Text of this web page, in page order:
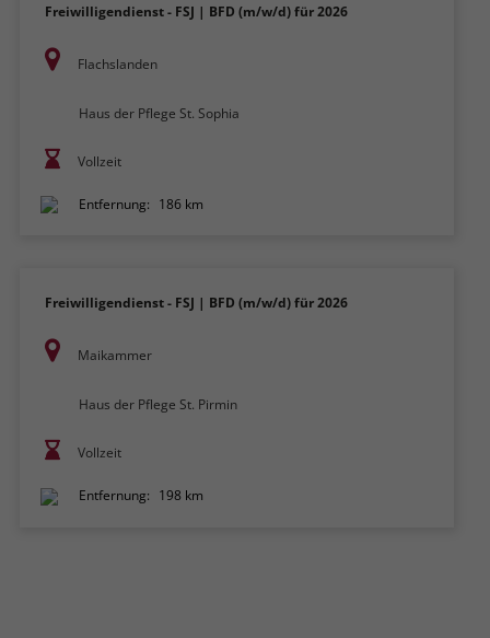
Freiwilligendienst - FSJ | BFD (m/w/d) für 2026
Flachslanden
Haus der Pflege St. Sophia
Vollzeit
Entfernung: 186 km
Freiwilligendienst - FSJ | BFD (m/w/d) für 2026
Maikammer
Haus der Pflege St. Pirmin
Vollzeit
Entfernung: 198 km